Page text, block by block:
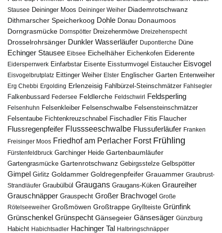
Stausee Deininger Moos Deininger Weiher Diademrotschwanz
Dithmarscher Speicherkoog Dohle Donau Donaumoos
Dorngrasmücke Dornspötter Dreizehenmöwe Dreizehenspecht
Drosselrohrsänger Dunkler Wasserläufer Dupontlerche Düne
Echinger Stausee Eibsee Eichelhäher Eichenkofen Eiderente
Eidersperrwerk Einfarbstar Eisente Eissturmvogel Eistaucher Eisvogel
Eisvogelbrutplatz Eittinger Weiher Elster Englischer Garten Entenweiher
Erg Chebbi Ergolding Erlenzeisig Fahlbürzel-Steinschmätzer Fahlsegler
Falkenbussard Federsee Feldlerche Feldschwirl Feldsperling
Felsenhuhn Felsenkleiber Felsenschwalbe Felsensteinschmätzer
Felsentaube Fichtenkreuzschnabel Fischadler Fitis Flaucher
Flussregenpfeifer Flussseeschwalbe Flussuferläufer Franken
Freisinger Moos Friedhof am Perlacher Forst Frühling
Fürstenfeldbruck Garchinger Heide Gartenbaumläufer
Gartengrasmücke Gartenrotschwanz Gebirgsstelze Gelbspötter
Gimpel Girlitz Goldammer Goldregenpfeifer Grauammer Graubrust-
Strandläufer Graubülbül Graugans Graugans-Küken Graureiher
Grauschnäpper Grauspecht Großer Brachvogel Große
Rötelseeweiher Großmöwen Großtrappe Gryllteiste Grünfink
Grünschenkel Grünspecht Gänsegeier Gänsesäger Günzburg
Habicht Habichtsadler Hachinger Tal Halbringschnäpper